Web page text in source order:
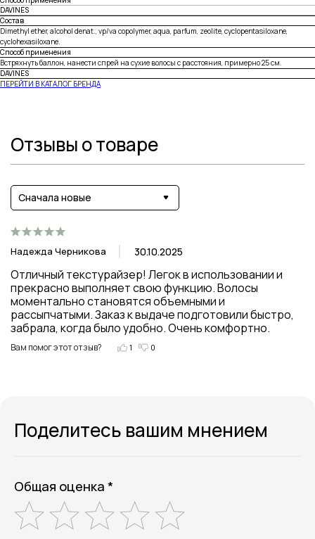
DAVINES
Состав
Dimethyl ether, alcohol denat., vp/va copolymer, aqua, parfum, zeolite, cyclopentasiloxane,
cyclohexasiloxane.
Способ применения
Встряхнуть баллон, нанести спрей на сухие волосы с расстояния, примерно 25 см.
DAVINES
ПЕРЕЙТИ В КАТАЛОГ БРЕНДА
Отзывы о товаре
Сначала новые
Надежда Черникова 30.10.2025
Отличный текстурайзер! Легок в использовании и
прекрасно выполняет свою функцию. Волосы
моментально становятся объемными и
рассыпчатыми. Заказ к выдаче подготовили быстро,
забрала, когда было удобно. Очень комфортно.
Вам помог этот отзыв? 1 0
Поделитесь вашим мнением
Общая оценка *